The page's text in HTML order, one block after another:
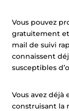
Vous pouvez
gratuitement
mail de suivi
connaissent
susceptibles
Vous avez déjà
construisant la